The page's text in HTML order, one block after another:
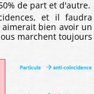
de part et d'autre.
et il faudra
bien avoir un
marchent toujours